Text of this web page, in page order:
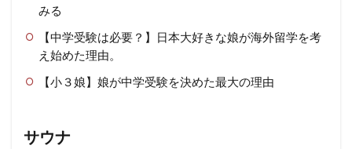
みる
【中学受験は必要？】日本大好きな娘が海外留学を考
え始めた理由。
【小３娘】娘が中学受験を決めた最大の理由
サウナ